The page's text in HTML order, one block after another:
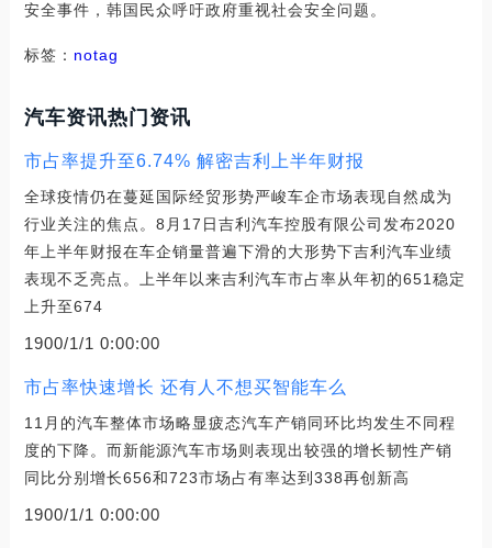
安全事件，韩国民众呼吁政府重视社会安全问题。
标签： notag
汽车资讯热门资讯
市占率提升至6.74% 解密吉利上半年财报
全球疫情仍在蔓延国际经贸形势严峻车企市场表现自然成为
行业关注的焦点。8月17日吉利汽车控股有限公司发布2020
年上半年财报在车企销量普遍下滑的大形势下吉利汽车业绩
表现不乏亮点。上半年以来吉利汽车市占率从年初的651稳定
上升至674
1900/1/1 0:00:00
市占率快速增长 还有人不想买智能车么
11月的汽车整体市场略显疲态汽车产销同环比均发生不同程
度的下降。而新能源汽车市场则表现出较强的增长韧性产销
同比分别增长656和723市场占有率达到338再创新高
1900/1/1 0:00:00